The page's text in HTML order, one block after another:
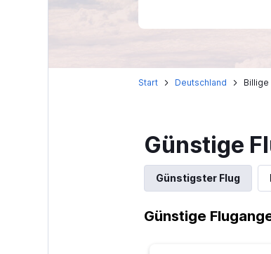
Start Deutschland Billige
Günstige
Günstigster Flug
Günstige